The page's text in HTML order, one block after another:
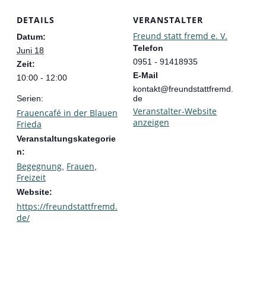
DETAILS
Datum:
Juni 18
Zeit:
10:00 - 12:00
Serien:
Frauencafé in der Blauen
Frieda
Veranstaltungskategorie
n:
Begegnung Frauen
Freizeit
Website:
https://freundstattfremd.
de/
VERANSTALTER
Freund statt fremd e. V.
Telefon
0951 - 91418935
E-Mail
kontakt@freundstattfremd.
de
Veranstalter-Website
anzeigen